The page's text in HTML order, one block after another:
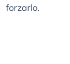
forzarlo.